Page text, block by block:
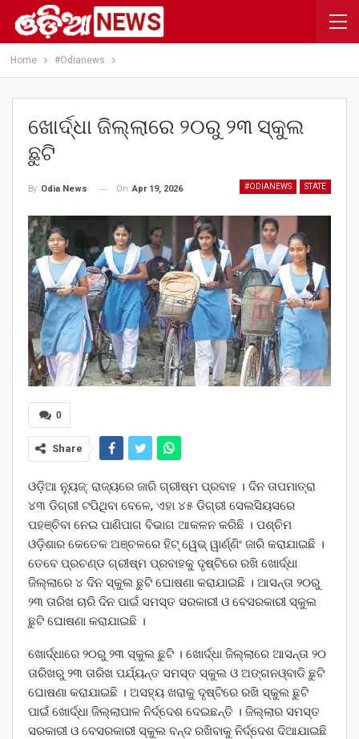
Home #Odianews
ଖୋର୍ଦ୍ଧା ଜିଲ୍ଲାରେ ୨୦ରୁ ୨୩ ସ୍କୁଲ
ଛୁଟି
#ODIANEWS STATE
By Odia News On Apr 19, 2026
0
Share
ଓଡ଼ିଆ ନ୍ୟୁଜ୍: ରାଜ୍ୟରେ ଜାରି ଗ୍ରୀଷ୍ମ ପ୍ରବାହ । ଦିନ ତାପମାତ୍ରା
୪୩ ଡିଗ୍ରୀ ଟପିଥିବା ବେଳେ, ଏହା ୪୫ ଡିଗ୍ରୀ ସେଲସିୟସରେ
ପହଞ୍ଚିବା ନେଇ ପାଣିପାଗ ବିଭାଗ ଆକଳନ କରିଛି । ପଶ୍ଚିମ
ଓଡ଼ିଶାର କେତେକ ଅଞ୍ଚଳରେ ହିଟ୍ ୱେଭ୍ ୱାର୍ଣ୍ଣିଂ ଜାରି କରାଯାଇଛି ।
ତେବେ ପ୍ରଚଣ୍ଡ ଗ୍ରୀଷ୍ମ ପ୍ରବାହକୁ ଦୃଷ୍ଟିରେ ରଖି ଖୋର୍ଦ୍ଧା
ଜିଲ୍ଲାରେ ୪ ଦିନ ସ୍କୁଲ ଛୁଟି ଘୋଷଣା କରାଯାଇଛି । ଆସନ୍ତା ୨୦ରୁ
୨୩ ତାରିଖ ଚାରି ଦିନ ପାଇଁ ସମସ୍ତ ସରକାରୀ ଓ ବେସରକାରୀ ସ୍କୁଲ
ଛୁଟି ଘୋଷଣା କରାଯାଇଛି ।​​​​​​​
ଖୋର୍ଦ୍ଧାରେ ୨୦ରୁ ୨୩ ସ୍କୁଲ ଛୁଟି । ଖୋର୍ଦ୍ଧା ଜିଲ୍ଲାରେ ଆସନ୍ତା ୨୦
ତାରିଖରୁ ୨୩ ତାରିଖ ପର୍ଯ୍ୟନ୍ତ ସମସ୍ତ ସ୍କୁଲ ଓ ଅଙ୍ଗନଓ୍ବାଡି ଛୁଟି
ଘୋଷଣା କରାଯାଇଛି । ଅସହ୍ୟ ଖରାକୁ ଦୃଷ୍ଟିରେ ରଖି ସ୍କୁଲ ଛୁଟି
ପାଇଁ ଖୋର୍ଦ୍ଧା ଜିଲ୍ଲାପାଳ ନିର୍ଦ୍ଦେଶ ଦେଇଛନ୍ତି । ଜିଲ୍ଲାର ସମସ୍ତ
ସରକାରୀ ଓ ବେସରକାରୀ ସ୍କୁଲ ବନ୍ଦ ରଖିବାକୁ ନିର୍ଦ୍ଦେଶ ଦିଆଯାଇଛି